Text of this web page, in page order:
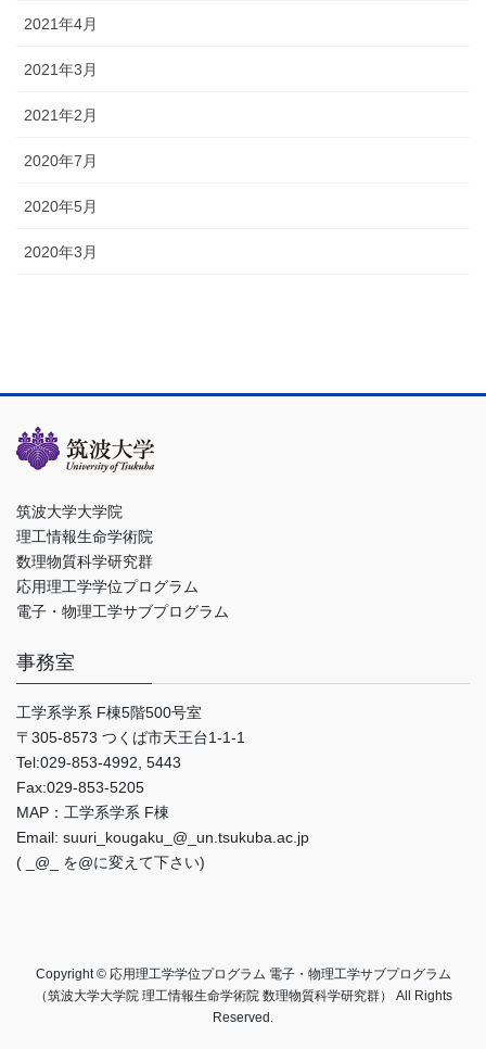
2021年4月
2021年3月
2021年2月
2020年7月
2020年5月
2020年3月
筑波大学大学院
理工情報生命学術院
数理物質科学研究群
応用理工学学位プログラム
電子・物理工学サブプログラム
事務室
工学系学系 F棟5階500号室
〒305-8573 つくば市天王台1-1-1
Tel:029-853-4992, 5443
Fax:029-853-5205
MAP：工学系学系 F棟
Email: suuri_kougaku_@_un.tsukuba.ac.jp
( _@_ を@に変えて下さい)
Copyright © 応用理工学学位プログラム 電子・物理工学サブプログラム
（筑波大学大学院 理工情報生命学術院 数理物質科学研究群） All Rights
Reserved.